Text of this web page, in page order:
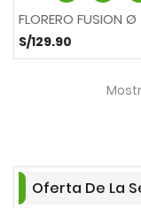
FLORERO FUSION
S/129.90
Oferta De La